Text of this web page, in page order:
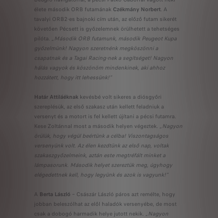
élete második ORB futamának Czékmány Norbert. A
tavalyi ORB2-es bajnoki cím után, az előző futam sikerét
követően Pécsett is győzelemnek örülhetett a tehetséges
pilóta. „Második ORB futamunk, második Peugeot Kupa
győzelmünk! Nagyon szeretnénk megköszönni a
csapatnak és a Tagai Racing-nek a segítséget! Nagyon
hálás vagyok és köszönöm mindenkinek, aki ahhoz
hozzátett, hogy itt lehessünk!”
Határ Attiláéknak kevésbé volt sikeres a diósgyőri
szereplésük, az első szakasz után kellett feladniuk a
versenyt és a motort is fel kellett újítani a pécsi futamra.
Kese Zoltánnal most a második helyen végeztek. „Nagyon
örülük, hogy végül beértünk a célba! Viszontagságos
versenyünk volt. Az élen kezdtünk az első nap, voltak
szakaszgyőzelmeink, aztán este megtréfált minket a
lámpasorunk. Második helyet szereztük meg, úgyhogy
elégedettnek kell, hogy legyünk és azok is vagyunk!”
A Berta László – Császár László páros azt remélte, hogy
jobban beleszólhat az elől haladók versenyébe, de most
csak a dobogó harmadik helye jutott nekik. „Nagyon